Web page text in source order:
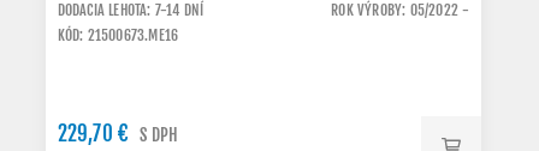
DODACIA LEHOTA: 7-14 DNÍ
ROK VÝROBY: 05/2022 -
KÓD: 21500673.ME16
229,70 € S DPH